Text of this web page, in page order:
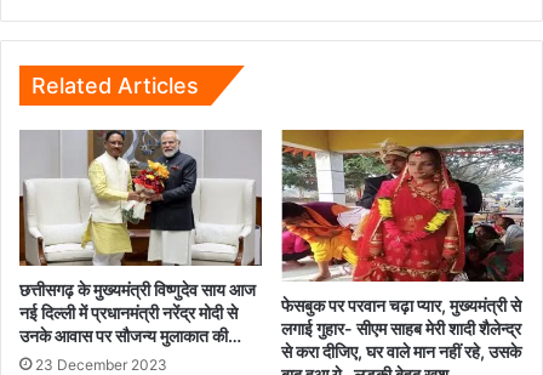
विवाह
सामाजिक
बदलाव
का
Related Articles
छत्तीसगढ़ के मुख्यमंत्री विष्णुदेव साय आज
नई दिल्ली में प्रधानमंत्री नरेंद्र मोदी से
उनके आवास पर सौजन्य मुलाकात की…
23 December 2023
फेसबुक पर परवान चढ़ा प्यार, मुख्यमंत्री से
लगाई गुहार- सीएम साहब मेरी शादी शैलेन्द्र
से करा दीजिए, घर वाले मान नहीं रहे, उसके